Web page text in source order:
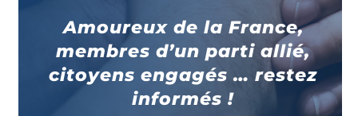
Amoureux de la France,
membres d’un parti allié,
citoyens engagés … restez
informés !